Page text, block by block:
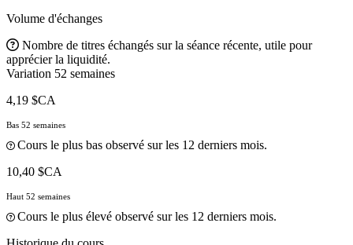
Volume d'échanges
Nombre de titres échangés sur la séance récente, utile pour
apprécier la liquidité.
Variation 52 semaines
4,19 $CA
Bas 52 semaines
Cours le plus bas observé sur les 12 derniers mois.
10,40 $CA
Haut 52 semaines
Cours le plus élevé observé sur les 12 derniers mois.